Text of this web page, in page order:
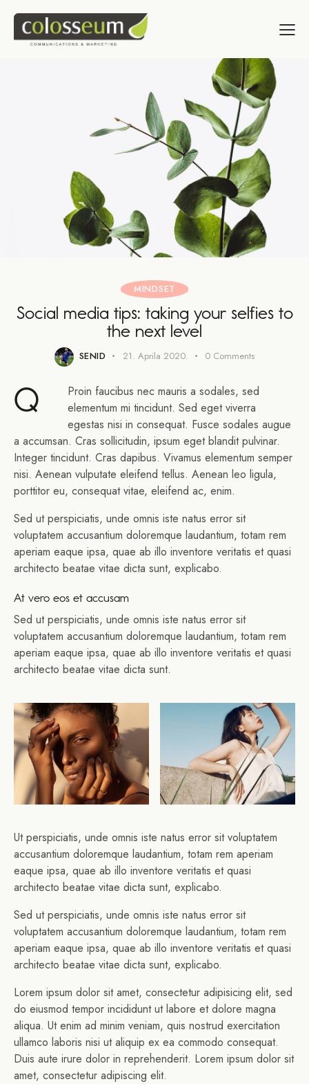
MINDSET
Social media tips: taking your selfies to
the next level
SENID 21. Aprila 2020. 0 Comments
Q
Proin faucibus nec mauris a sodales, sed
elementum mi tincidunt. Sed eget viverra
egestas nisi in consequat. Fusce sodales augue
a accumsan. Cras sollicitudin, ipsum eget blandit pulvinar.
Integer tincidunt. Cras dapibus. Vivamus elementum semper
nisi. Aenean vulputate eleifend tellus. Aenean leo ligula,
porttitor eu, consequat vitae, eleifend ac, enim.
Sed ut perspiciatis, unde omnis iste natus error sit
voluptatem accusantium doloremque laudantium, totam rem
aperiam eaque ipsa, quae ab illo inventore veritatis et quasi
architecto beatae vitae dicta sunt, explicabo.
At vero eos et accusam
Sed ut perspiciatis, unde omnis iste natus error sit
voluptatem accusantium doloremque laudantium, totam rem
aperiam eaque ipsa, quae ab illo inventore veritatis et quasi
architecto beatae vitae dicta sunt.
Ut perspiciatis, unde omnis iste natus error sit voluptatem
accusantium doloremque laudantium, totam rem aperiam
eaque ipsa, quae ab illo inventore veritatis et quasi
architecto beatae vitae dicta sunt, explicabo.
Sed ut perspiciatis, unde omnis iste natus error sit
voluptatem accusantium doloremque laudantium, totam rem
aperiam eaque ipsa, quae ab illo inventore veritatis et quasi
architecto beatae vitae dicta sunt, explicabo.
Lorem ipsum dolor sit amet, consectetur adipisicing elit, sed
do eiusmod tempor incididunt ut labore et dolore magna
aliqua. Ut enim ad minim veniam, quis nostrud exercitation
ullamco laboris nisi ut aliquip ex ea commodo consequat.
Duis aute irure dolor in reprehenderit. Lorem ipsum dolor sit
amet, consectetur adipiscing elit.